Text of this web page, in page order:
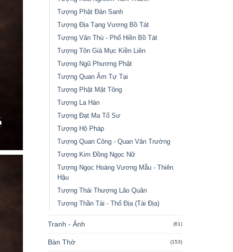
Tượng Phật Đản Sanh
Tượng Địa Tạng Vương Bồ Tát
Tượng Văn Thù - Phổ Hiền Bồ Tát
Tượng Tôn Giả Mục Kiền Liên
Tượng Ngũ Phương Phật
Tượng Quan Âm Tự Tại
Tượng Phật Mật Tông
Tượng La Hán
Tượng Đạt Ma Tổ Sư
Tượng Hộ Pháp
Tượng Quan Công - Quan Vân Trường
Tượng Kim Đồng Ngọc Nữ
Tượng Ngọc Hoàng Vương Mẫu - Thiên
Hậu
Tượng Thái Thượng Lão Quân
Tượng Thần Tài - Thổ Địa (Tài Địa)
Tranh - Ảnh (61)
Bàn Thờ (153)